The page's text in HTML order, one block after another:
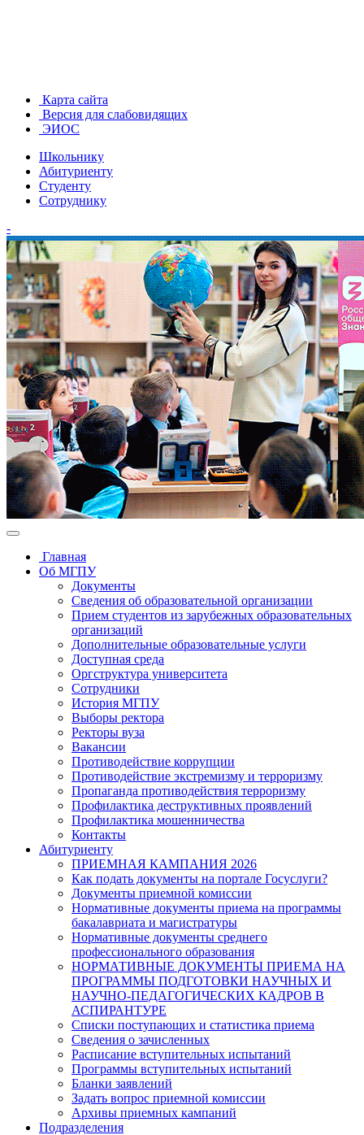
Карта сайта
Версия для слабовидящих
ЭИОС
Школьнику
Абитуриенту
Студенту
Сотруднику
-
Главная
Об МГПУ
Документы
Сведения об образовательной организации
Прием студентов из зарубежных образовательных
организаций
Дополнительные образовательные услуги
Доступная среда
Оргструктура университета
Сотрудники
История МГПУ
Выборы ректора
Ректоры вуза
Вакансии
Противодействие коррупции
Противодействие экстремизму и терроризму
Пропаганда противодействия терроризму
Профилактика деструктивных проявлений
Профилактика мошенничества
Контакты
Абитуриенту
ПРИЕМНАЯ КАМПАНИЯ 2026
Как подать документы на портале Госуслуги?
Документы приемной комиссии
Нормативные документы приема на программы
бакалавриата и магистратуры
Нормативные документы среднего
профессионального образования
НОРМАТИВНЫЕ ДОКУМЕНТЫ ПРИЕМА НА
ПРОГРАММЫ ПОДГОТОВКИ НАУЧНЫХ И
НАУЧНО-ПЕДАГОГИЧЕСКИХ КАДРОВ В
АСПИРАНТУРЕ
Списки поступающих и статистика приема
Сведения о зачисленных
Расписание вступительных испытаний
Программы вступительных испытаний
Бланки заявлений
Задать вопрос приемной комиссии
Архивы приемных кампаний
Подразделения